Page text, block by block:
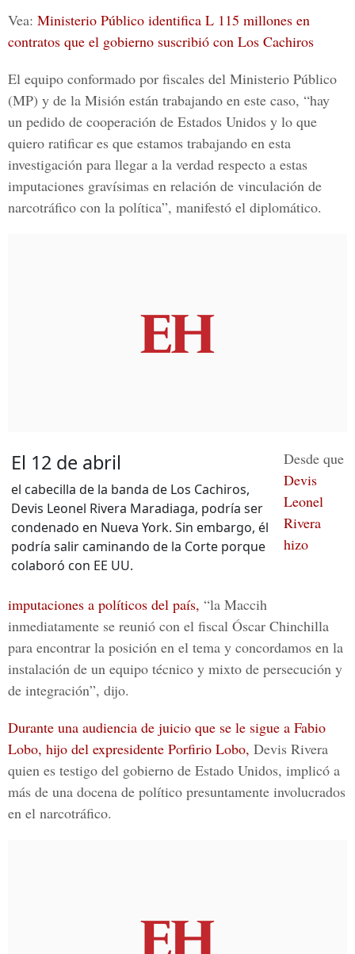
Vea: Ministerio Público identifica L 115 millones en
contratos que el gobierno suscribió con Los Cachiros
El equipo conformado por fiscales del Ministerio Público
(MP) y de la Misión están trabajando en este caso, “hay
un pedido de cooperación de Estados Unidos y lo que
quiero ratificar es que estamos trabajando en esta
investigación para llegar a la verdad respecto a estas
imputaciones gravísimas en relación de vinculación de
narcotráfico con la política”, manifestó el diplomático.
El 12 de abril
el cabecilla de la banda de Los Cachiros,
Devis Leonel Rivera Maradiaga, podría ser
condenado en Nueva York. Sin embargo, él
podría salir caminando de la Corte porque
colaboró con EE UU.
Desde que
Devis
Leonel
Rivera
hizo
imputaciones a políticos del país, “la Maccih
inmediatamente se reunió con el fiscal Óscar Chinchilla
para encontrar la posición en el tema y concordamos en la
instalación de un equipo técnico y mixto de persecución y
de integración”, dijo.
Durante una audiencia de juicio que se le sigue a Fabio
Lobo, hijo del expresidente Porfirio Lobo, Devis Rivera
quien es testigo del gobierno de Estado Unidos, implicó a
más de una docena de político presuntamente involucrados
en el narcotráfico.